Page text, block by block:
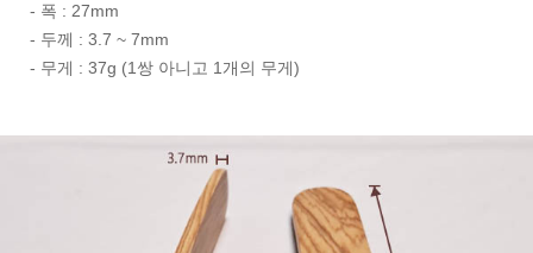
- 폭 : 27mm
- 두께 : 3.7 ~ 7mm
- 무게 : 37g (1쌍 아니고 1개의 무게)